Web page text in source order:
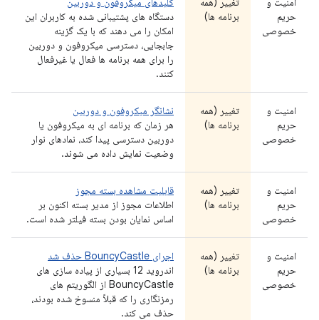
حریم
خصوصی
برنامه ها)
دستگاه های پشتیبانی شده به کاربران این
امکان را می دهند که با یک گزینه
جابجایی، دسترسی میکروفون و دوربین
را برای همه برنامه ها فعال یا غیرفعال
کنند.
امنیت و
حریم
خصوصی
تغییر (همه
برنامه ها)
نشانگر میکروفون و دوربین
هر زمان که برنامه ای به میکروفون یا
دوربین دسترسی پیدا کند، نمادهای نوار
وضعیت نمایش داده می شوند.
امنیت و
حریم
خصوصی
تغییر (همه
برنامه ها)
قابلیت مشاهده بسته مجوز
اطلاعات مجوز از مدیر بسته اکنون بر
اساس نمایان بودن بسته فیلتر شده است.
امنیت و
حریم
خصوصی
تغییر (همه
برنامه ها)
اجرای BouncyCastle حذف شد
اندروید 12 بسیاری از پیاده سازی های
BouncyCastle از الگوریتم های
رمزنگاری را که قبلاً منسوخ شده بودند،
حذف می کند.